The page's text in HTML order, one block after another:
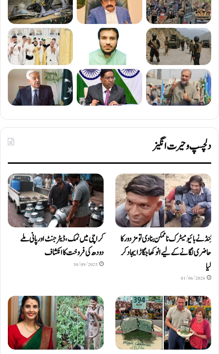
دلچسپ و حیرت انگیز
ٹِنڈ نے بائیومیٹرک ناممکن بنا دی تو مزدور کا
حاضری لگانے کے لیے انوکھا جگاڑ ایجاد کر
لیا
01/06/2026
کراچی میں نمک، ڈیٹرجنٹ اور پانی ملے
دودھ کی فروخت کا انکشاف
30/09/2025